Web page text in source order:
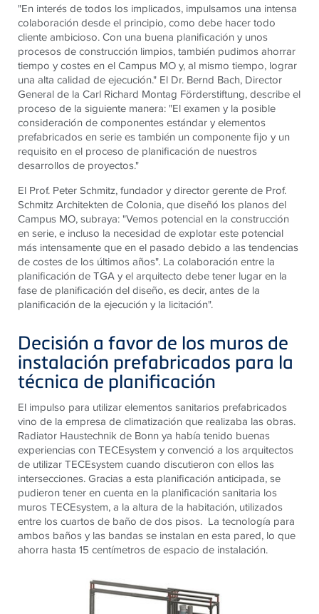
"En interés de todos los implicados, impulsamos una intensa
colaboración desde el principio, como debe hacer todo
cliente ambicioso. Con una buena planificación y unos
procesos de construcción limpios, también pudimos ahorrar
tiempo y costes en el Campus MO y, al mismo tiempo, lograr
una alta calidad de ejecución." El Dr. Bernd Bach, Director
General de la Carl Richard Montag Förderstiftung, describe el
proceso de la siguiente manera: "El examen y la posible
consideración de componentes estándar y elementos
prefabricados en serie es también un componente fijo y un
requisito en el proceso de planificación de nuestros
desarrollos de proyectos."
El Prof. Peter Schmitz, fundador y director gerente de Prof.
Schmitz Architekten de Colonia, que diseñó los planos del
Campus MO, subraya: "Vemos potencial en la construcción
en serie, e incluso la necesidad de explotar este potencial
más intensamente que en el pasado debido a las tendencias
de costes de los últimos años". La colaboración entre la
planificación de TGA y el arquitecto debe tener lugar en la
fase de planificación del diseño, es decir, antes de la
planificación de la ejecución y la licitación".
Decisión a favor de los muros de
instalación prefabricados para la
técnica de planificación
El impulso para utilizar elementos sanitarios prefabricados
vino de la empresa de climatización que realizaba las obras.
Radiator Haustechnik de Bonn ya había tenido buenas
experiencias conTECEsystem y convenció a los arquitectos
de utilizarTECEsystem cuando discutieron con ellos las
intersecciones. Gracias a esta planificación anticipada, se
pudieron tener en cuenta en la planificación sanitaria los
murosTECEsystem, a la altura de la habitación, utilizados
entre los cuartos de baño de dos pisos. La tecnología para
ambos baños y las bandas se instalan en esta pared, lo que
ahorra hasta 15 centímetros de espacio de instalación.